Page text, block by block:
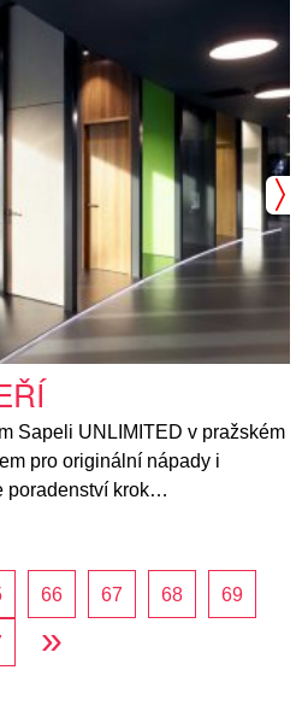
Sapeli UNLIMITED v pražském
pro originální nápady i
poradenství krok…
66 67 68 69
»